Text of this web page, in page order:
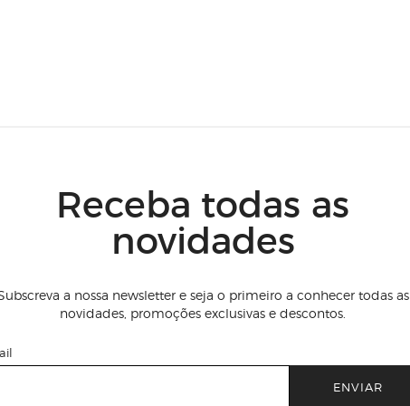
Receba todas as
novidades
a nossa newsletter e seja o primeiro a conhecer todas as
novidades, promoções exclusivas e descontos.
ENVIAR